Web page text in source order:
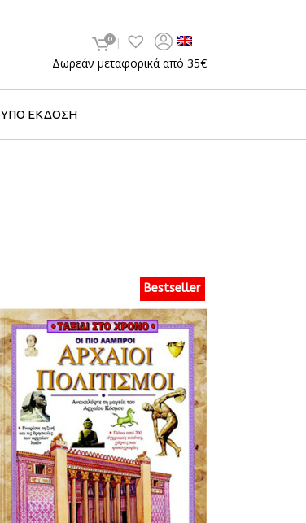
Δωρεάν μεταφορικά από 35€
0
ΥΠΟ ΕΚΔΟΣΗ
Bestseller